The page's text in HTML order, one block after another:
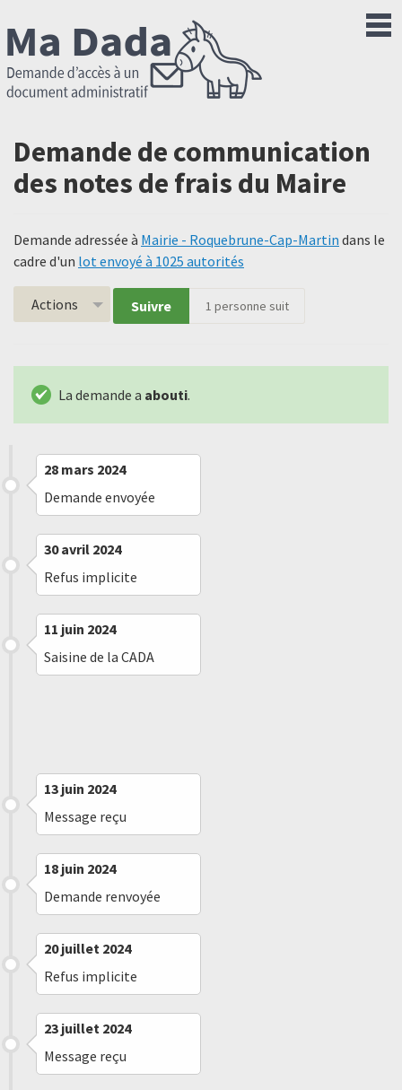
Demande de communication
des notes de frais du Maire
Demande adressée à Mairie - Roquebrune-Cap-Martin dans le
cadre d'un lot envoyé à 1025 autorités
Actions Suivre 1 personne suit
La demande a abouti.
28 mars 2024
Demande envoyée
30 avril 2024
Refus implicite
11 juin 2024
Saisine de la CADA
13 juin 2024
Message reçu
18 juin 2024
Demande renvoyée
20 juillet 2024
Refus implicite
23 juillet 2024
Message reçu